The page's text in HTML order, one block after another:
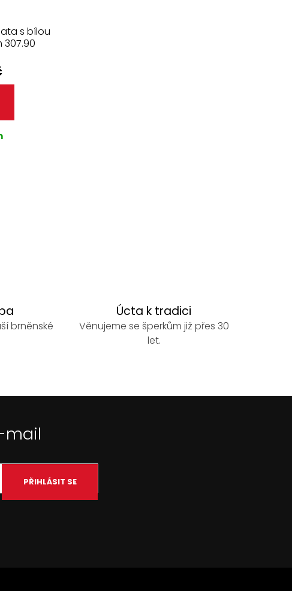
s bílou
307.90
brněnské
Úcta k tradici
Věnujeme se šperkům již přes 30
let.
mail
PŘIHLÁSIT SE